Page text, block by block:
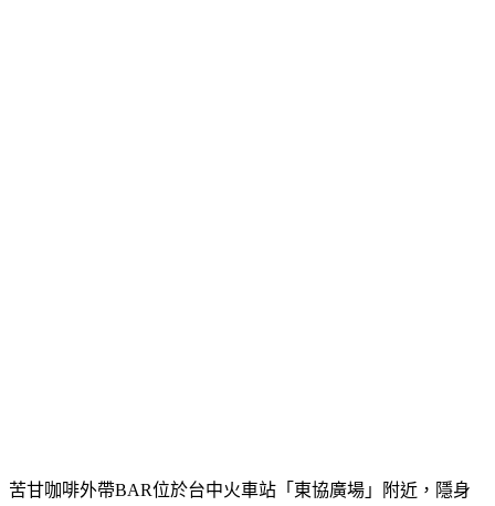
苦甘咖啡外帶BAR位於台中火車站「東協廣場」附近，隱身